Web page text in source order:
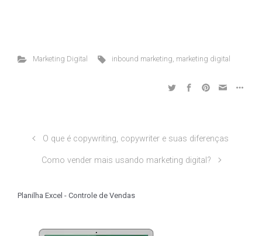
Marketing Digital inbound marketing marketing digital
O que é copywriting, copywriter e suas diferenças
Como vender mais usando marketing digital?
Planilha Excel - Controle de Vendas